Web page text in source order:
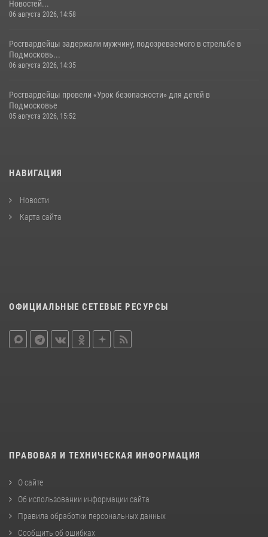
Новостей...
06 августа 2026, 14:58
Росгвардейцы задержали мужчину, подозреваемого в стрельбе в
Подмосковь...
06 августа 2026, 14:35
Росгвардейцы провели «Урок безопасности» для детей в
Подмосковье
05 августа 2026, 15:52
НАВИГАЦИЯ
Новости
Карта сайта
ОФИЦИАЛЬНЫЕ СЕТЕВЫЕ РЕСУРСЫ
ПРАВОВАЯ И ТЕХНИЧЕСКАЯ ИНФОРМАЦИЯ
О сайте
Об использовании информации сайта
Правила обработки персональных данных
Сообщить об ошибках